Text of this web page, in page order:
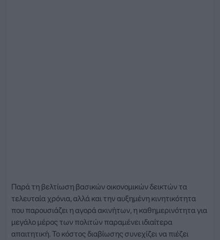
Παρά τη βελτίωση βασικών οικονομικών δεικτών τα
τελευταία χρόνια, αλλά και την αυξημένη κινητικότητα
που παρουσιάζει η αγορά ακινήτων, η καθημερινότητα για
μεγάλο μέρος των πολιτών παραμένει ιδιαίτερα
απαιτητική. Το κόστος διαβίωσης συνεχίζει να πιέζει